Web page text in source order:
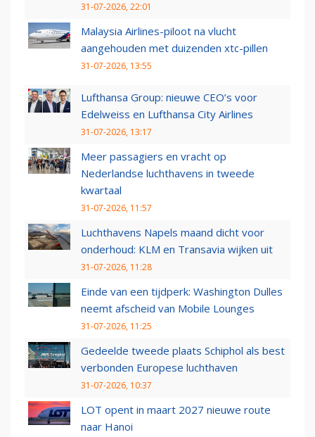
31-07-2026, 22:01
Malaysia Airlines-piloot na vlucht
aangehouden met duizenden xtc-pillen
31-07-2026, 13:55
Lufthansa Group: nieuwe CEO’s voor
Edelweiss en Lufthansa City Airlines
31-07-2026, 13:17
Meer passagiers en vracht op
Nederlandse luchthavens in tweede
kwartaal
31-07-2026, 11:57
Luchthavens Napels maand dicht voor
onderhoud: KLM en Transavia wijken uit
31-07-2026, 11:28
Einde van een tijdperk: Washington Dulles
neemt afscheid van Mobile Lounges
31-07-2026, 11:25
Gedeelde tweede plaats Schiphol als best
verbonden Europese luchthaven
31-07-2026, 10:37
LOT opent in maart 2027 nieuwe route
naar Hanoi